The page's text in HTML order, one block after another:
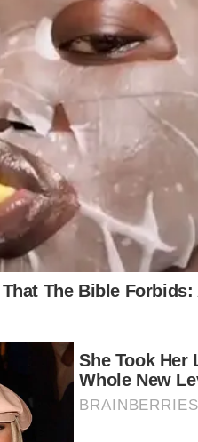
และความมุ่งมั่นในการพัฒนา
บคุณแก่บุคลากรและพันธมิตร
ใจ และความประทับใจที่ถูก
The Bible
She Took Her
Whole New
BRAINBERRIES